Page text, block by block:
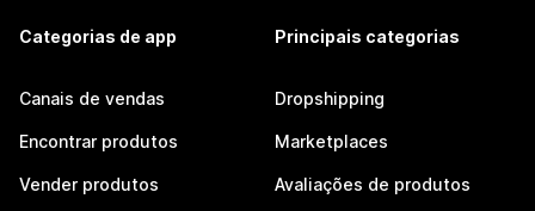
Categorias de app
Canais de vendas
Encontrar produtos
Vender produtos
Principais categorias
Dropshipping
Marketplaces
Avaliações de produtos